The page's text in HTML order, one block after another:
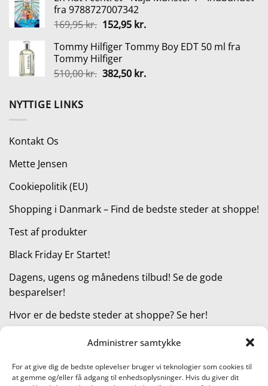
Administrer samtykke
For at give dig de bedste oplevelser bruger vi teknologier som cookies til
at gemme og/eller få adgang til enhedsoplysninger. Hvis du giver dit
var:
99,95 kr..
er:
50,00 kr..
fra 9788727007342
169,95kr. Den
pris
var:
169,95 kr..
152,95 kr.Den
pris
152,95 kr..
Tommy Hilfiger Tommy Boy EDT 50 ml fra
Tommy Hilfiger
510,00kr. Den
382,50 kr.Den
NYTTIGE LINKS
Kontakt Os
Mette Jensen
Cookiepolitik (EU)
Shopping i Danmark – Find de bedste steder at shoppe!
Test af produkter
Black Friday Er Startet!
Dagens, ugens og månedens tilbud! Se de gode
besparelser!
Hvor er de bedste steder at shoppe? Se her!
Kategorier